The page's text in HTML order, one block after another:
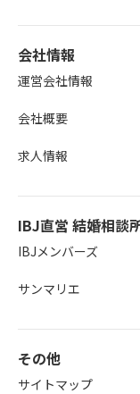
会社情報
運営会社情報
会社概要
求人情報
IBJ直営 結婚相談
IBJメンバーズ
サンマリエ
その他
サイトマップ